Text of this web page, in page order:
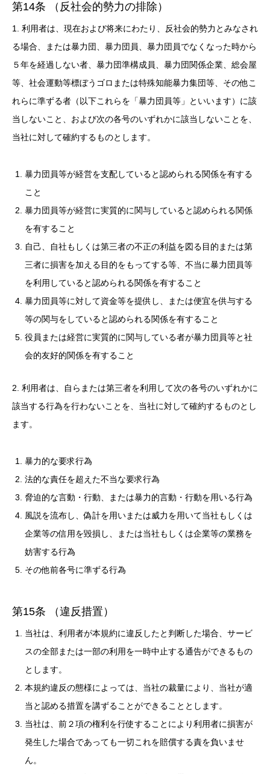
第14条 （反社会的勢力の排除）
1. 利用者は、現在および将来にわたり、反社会的勢力とみなされ
る場合、または暴力団、暴力団員、暴力団員でなくなった時から
５年を経過しない者、暴力団準構成員、暴力団関係企業、総会屋
等、社会運動等標ぼうゴロまたは特殊知能暴力集団等、その他こ
れらに準ずる者（以下これらを「暴力団員等」といいます）に該
当しないこと、および次の各号のいずれかに該当しないことを、
当社に対して確約するものとします。
暴力団員等が経営を支配していると認められる関係を有する
こと
暴力団員等が経営に実質的に関与していると認められる関係
を有すること
自己、自社もしくは第三者の不正の利益を図る目的または第
三者に損害を加える目的をもってする等、不当に暴力団員等
を利用していると認められる関係を有すること
暴力団員等に対して資金等を提供し、または便宜を供与する
等の関与をしていると認められる関係を有すること
役員または経営に実質的に関与している者が暴力団員等と社
会的友好的関係を有すること
2. 利用者は、自らまたは第三者を利用して次の各号のいずれかに
該当する行為を行わないことを、当社に対して確約するものとし
ます。
暴力的な要求行為
法的な責任を超えた不当な要求行為
脅迫的な言動・行動、または暴力的言動・行動を用いる行為
風説を流布し、偽計を用いまたは威力を用いて当社もしくは
企業等の信用を毀損し、または当社もしくは企業等の業務を
妨害する行為
その他前各号に準ずる行為
第15条 （違反措置）
当社は、利用者が本規約に違反したと判断した場合、サービ
スの全部または一部の利用を一時中止する通告ができるもの
とします。
本規約違反の態様によっては、当社の裁量により、当社が適
当と認める措置を講ずることができることとします。
当社は、前２項の権利を行使することにより利用者に損害が
発生した場合であっても一切これを賠償する責を負いませ
ん。